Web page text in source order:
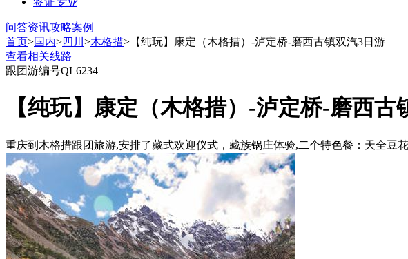
问答资讯攻略案例
首页>国内>四川 >木格措>【纯玩】康定（木格措）-泸定桥-磨西古镇双汽3日游
查看相关线路
跟团游编号QL6234
【纯玩】康定（木格措）-泸定桥-磨西古
重庆到木格措跟团旅游,安排了藏式欢迎仪式，藏族锅庄体验,二个特色餐：天全豆